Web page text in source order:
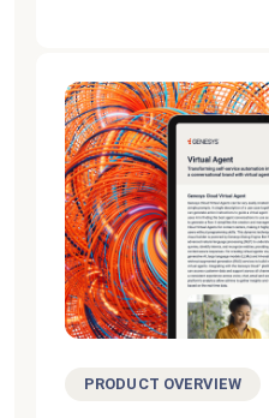
PRODUCT OVERVIEW